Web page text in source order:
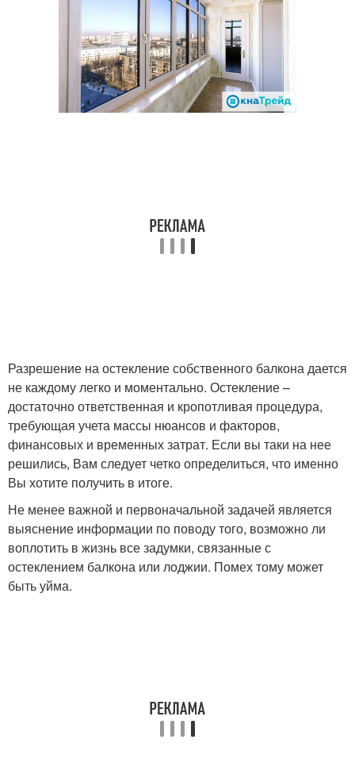
Разрешение на остекление собственного балкона дается
не каждому легко и моментально. Остекление –
достаточно ответственная и кропотливая процедура,
требующая учета массы нюансов и факторов,
финансовых и временных затрат. Если вы таки на нее
решились, Вам следует четко определиться, что именно
Вы хотите получить в итоге.
Не менее важной и первоначальной задачей является
выяснение информации по поводу того, возможно ли
воплотить в жизнь все задумки, связанные с
остеклением балкона или лоджии. Помех тому может
быть уйма.